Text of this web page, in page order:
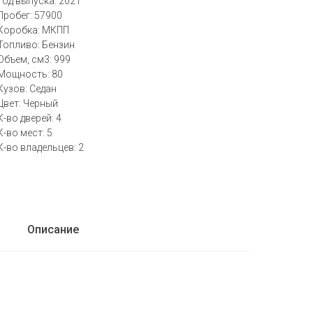
57900
МКПП
Бензин
см3: 999
80
Седан
Черный
во дверей: 4
во мест: 5
во владельцев: 2
Описание